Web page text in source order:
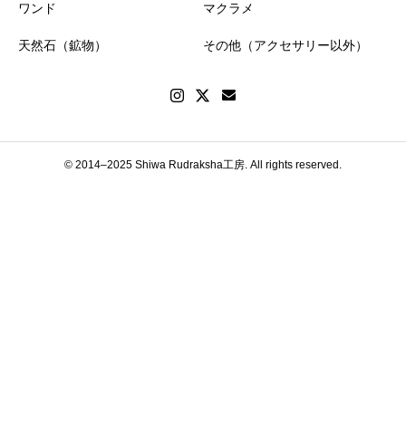
ワンド マクラメ
天然石（鉱物） その他（アクセサリー以外）
© 2014–2025 Shiwa Rudraksha工房. All rights reserved.